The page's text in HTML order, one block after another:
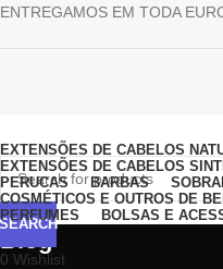
ENTREGAMOS EM TODA
SEARCH
0 Wishlist
EXTENSÕES DE CABELOS
EXTENSÕES DE CABELOS
PERUCAS
BARBAS
COSMÉTICOS E OUTROS DE
PERFUMES
BOLSAS E
Blog